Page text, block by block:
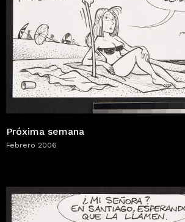
Próxima semana
Febrero 2006